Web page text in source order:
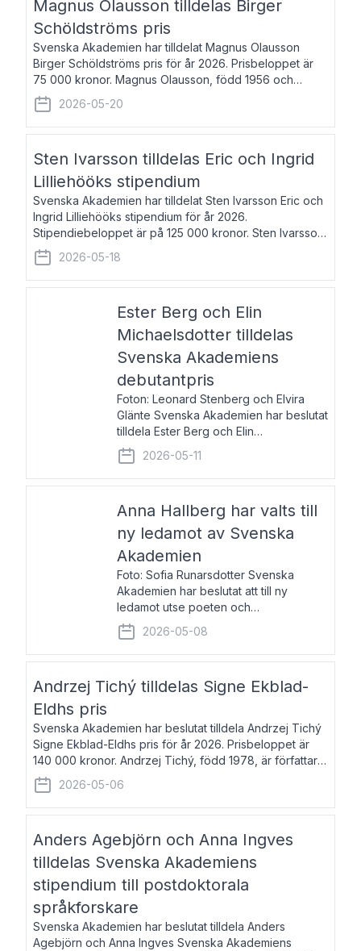
Magnus Olausson tilldelas Birger
Schöldströms pris
Svenska Akademien har tilldelat Magnus Olausson
Birger Schöldströms pris för år 2026. Prisbeloppet är
75 000 kronor. Magnus Olausson, född 1956 och
bosatt i Stockholm, är konstvetare, museiman och
hovman. Han disputerade 1993 vid Uppsala un
2026-05-20
Sten Ivarsson tilldelas Eric och Ingrid
Lilliehööks stipendium
Svenska Akademien har tilldelat Sten Ivarsson Eric och
Ingrid Lilliehööks stipendium för år 2026.
Stipendiebeloppet är på 125 000 kronor. Sten Ivarsson,
född 1979, är mediateksamordnare vid
Söderslättsgymnasiet i Trelleborg. Här har han på
2026-05-18
Ester Berg och Elin
Michaelsdotter tilldelas
Svenska Akademiens
debutantpris
Foton: Leonard Stenberg och Elvira
Glänte Svenska Akademien har beslutat
tilldela Ester Berg och Elin
Michaelsdotter Svenska Akademiens
debutantpris för år 2026. Priset är
nyinstiftat och syftar till att lyfta fram
2026-05-11
Anna Hallberg har valts till
ny ledamot av Svenska
Akademien
Foto: Sofia Runarsdotter Svenska
Akademien har beslutat att till ny
ledamot utse poeten och
litteraturkritikern Anna Hallberg. Hon
efterträder poeten Tua Forsström på
stol 18 och kommer att ta sitt inträde vid
2026-05-08
Andrzej Tichý tilldelas Signe Ekblad-
Eldhs pris
Svenska Akademien har beslutat tilldela Andrzej Tichý
Signe Ekblad-Eldhs pris för år 2026. Prisbeloppet är
140 000 kronor. Andrzej Tichý, född 1978, är författare
och kulturskribent. Han debuterade 2005 med den
lovordade romanen Sex liter l
2026-05-06
Anders Agebjörn och Anna Ingves
tilldelas Svenska Akademiens
stipendium till postdoktorala
språkforskare
Svenska Akademien har beslutat tilldela Anders
Agebjörn och Anna Ingves Svenska Akademiens